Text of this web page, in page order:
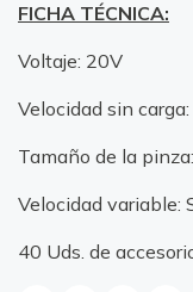
FICHA TÉCNICA:
Voltaje: 20V
Velocidad sin
Tamaño de la
Velocidad variable:
40 Uds. de